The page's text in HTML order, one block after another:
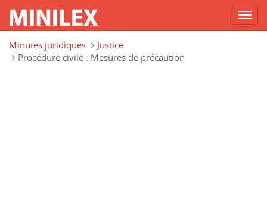
Minutes juridiques
Justice
Procédure civile : Mesures de précaution